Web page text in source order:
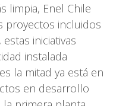
limpia, Enel Chile
proyectos incluidos
iniciativas
instalada
la mitad ya está en
en desarrollo